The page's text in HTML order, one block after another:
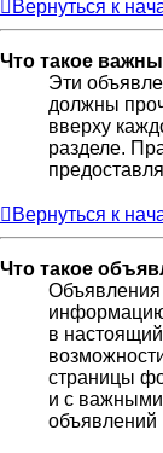
Вернуться к
Что такое
Эти
должны
вверху
разделе.
Вернуться к
Что такое
в
страницы
и с
объявлений